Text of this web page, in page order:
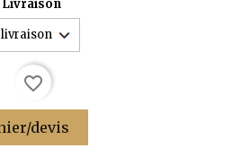
Livraison
devis
favorite_border